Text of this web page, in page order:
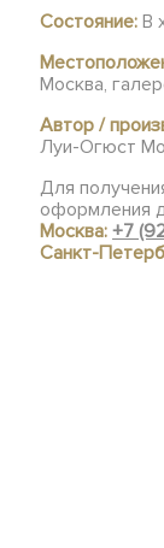
Состояние: В
Москва,
Автор /
Луи-Огюст
Для
оформления
Москва:+7
Санкт-